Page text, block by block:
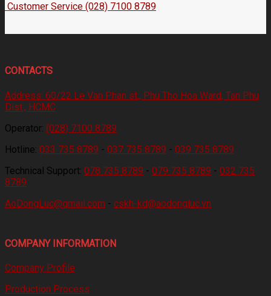
Customer Service (028) 7100 8789
CONTACTS
Address: 60/22 Le Van Phan st., Phu Tho Hoa Ward, Tan Phu
Dist., HCMC
Operator: (028) 7100 8789
Hotline: 033 735 8789 - 037 735 8789 - 039 735 8789
Technical Support: 078 735 8789 - 079 735 8789 - 032 735
8789
AoDongLuc@gmail.com - cskh-kd@aodongluc.vn
COMPANY INFORMATION
Company Profile
Production Process